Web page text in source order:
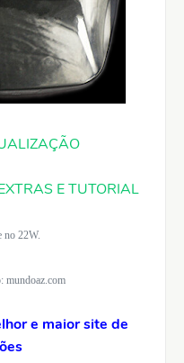
E TUTORIAL
no 22W.
mundoaz.com
e maior site de